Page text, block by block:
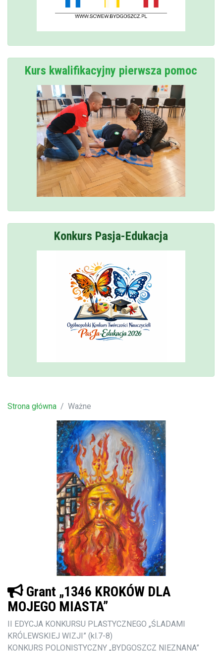
Kurs kwalifikacyjny pierwsza pomoc
Konkurs Pasja-Edukacja
Strona główna Ważne
Grant „1346 KROKÓW DLA
MOJEGO MIASTA”
II EDYCJA KONKURSU PLASTYCZNEGO „ŚLADAMI
KRÓLEWSKIEJ WIZJI” (kl.7-8)
KONKURS POLONISTYCZNY „BYDGOSZCZ NIEZNANA”